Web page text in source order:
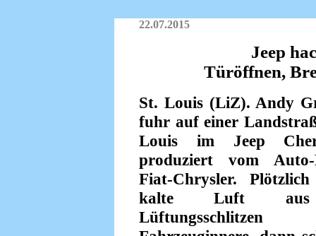
22.07.2015
Jeep
Türöffnen,
St. Louis (LiZ). Andy
fuhr auf einer
Louis im Jeep
produziert vom Auto-
Fiat-Chrysler.
kalte Luft